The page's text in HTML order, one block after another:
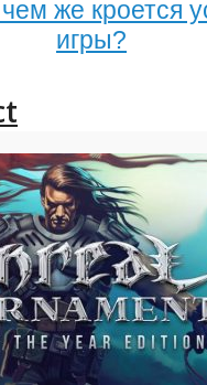
же кроется
игры?